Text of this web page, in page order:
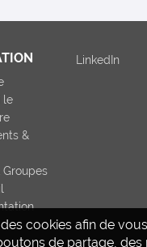
cookies afin de
de partage, des
le
&
Groupes
LinkedIn